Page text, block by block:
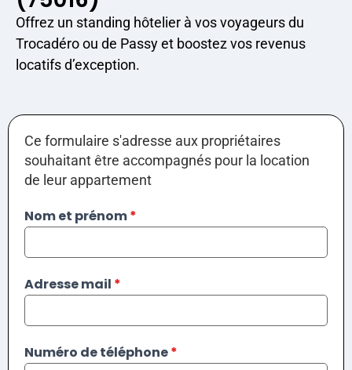
Offrez un standing hôtelier à vos voyageurs du
Trocadéro ou de Passy et boostez vos revenus
locatifs d’exception.
Ce formulaire s'adresse aux propriétaires
souhaitant être accompagnés pour la location
de leur appartement
Nom et prénom*
Adresse mail *
Numéro de téléphone*